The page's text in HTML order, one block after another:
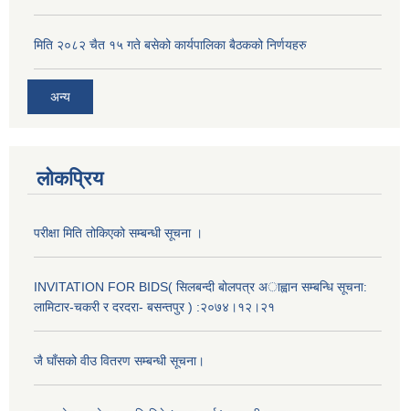
मिति २०८२ चैत १५ गते बसेको कार्यपालिका बैठकको निर्णयहरु
अन्य
लोकप्रिय
परीक्षा मिति तोकिएको सम्बन्धी सूचना ।
INVITATION FOR BIDS( सिलबन्दी बोलपत्र अाह्वान सम्बन्धि सूचना:
लामिटार-चकरी र दरदरा- बसन्तपुर ) :२०७४।१२।२१
जै घाँसको वीउ वितरण सम्बन्धी सूचना।